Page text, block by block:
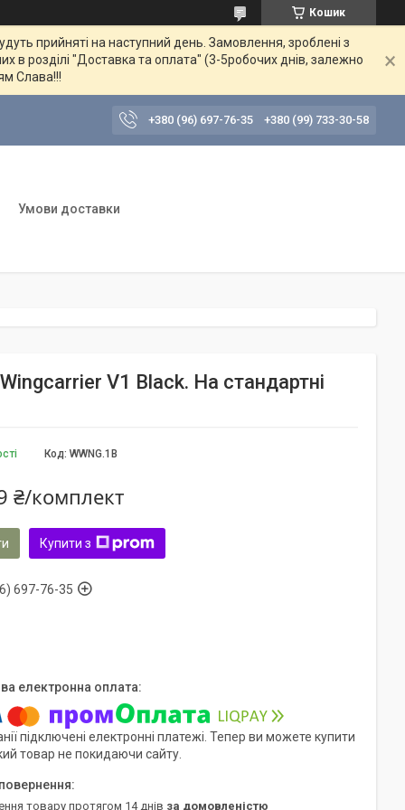
Кошик
прийняті на наступний день. Замовлення, зроблені з
в розділі "Доставка та оплата" (3-5робочих днів, залежно
Слава!!!
+380 (96) 697-76-35 +380 (99) 733-30-58
Умови доставки
V1 Black. На стандартні
Код: WWNG.1B
₴/комплект
Купити з
697-76-35
підключені електронні платежі. Тепер ви можете купити
товар не покидаючи сайту.
товару протягом 14 днів за домовленістю